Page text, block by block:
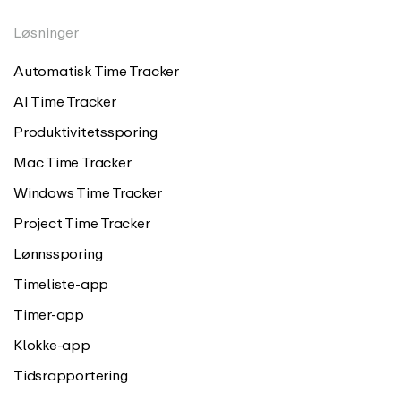
Løsninger
Automatisk Time Tracker
AI Time Tracker
Produktivitetssporing
Mac Time Tracker
Windows Time Tracker
Project Time Tracker
Lønnssporing
Timeliste-app
Timer-app
Klokke-app
Tidsrapportering